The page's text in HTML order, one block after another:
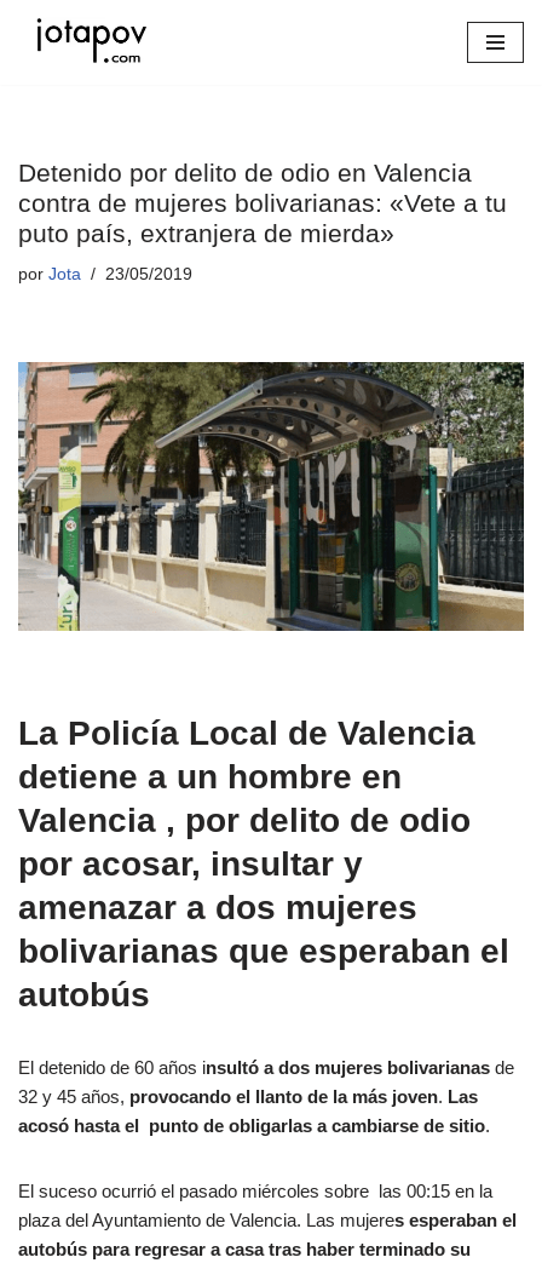
Detenido por delito de odio en Valencia
contra de mujeres bolivarianas: «Vete a tu
puto país, extranjera de mierda»
por Jota 23/05/2019
La Policía Local de Valencia
detiene a un hombre en
Valencia , por delito de odio
por acosar, insultar y
amenazar a dos mujeres
bolivarianas que esperaban el
autobús
El detenido de 60 años insultó a dos mujeres bolivarianas de
32 y 45 años, provocando el llanto de la más joven. Las
acosó hasta el punto de obligarlas a cambiarse de sitio.
El suceso ocurrió el pasado miércoles sobre las 00:15 en la
plaza del Ayuntamiento de Valencia. Las mujeres esperaban el
autobús para regresar a casa tras haber terminado su